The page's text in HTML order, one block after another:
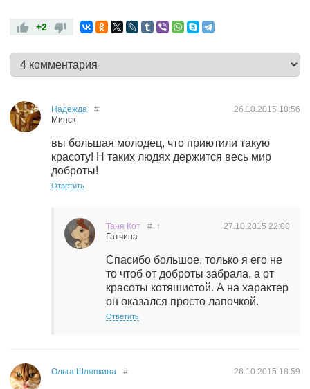
+2
Надежда
Минск
26.10.2015 18:56
#
вы большая молодец, что приютили такую
красоту! Н таких людях держится весь мир
доброты!
Ответить
Таня Кот
Гатчина
27.10.2015 22:00
# ↑
Спасибо большое, только я его не
то чтоб от доброты забрала, а от
красоты котяшистой. А на характер
он оказался просто лапочкой.
Ответить
Ольга Шляпкина 26.10.2015 18:59
#